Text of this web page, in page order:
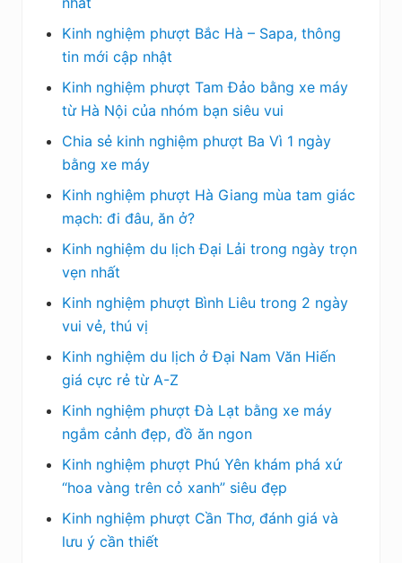
Kinh nghiệm phượt Bắc Hà – Sapa, thông
tin mới cập nhật
Kinh nghiệm phượt Tam Đảo bằng xe máy
từ Hà Nội của nhóm bạn siêu vui
Chia sẻ kinh nghiệm phượt Ba Vì 1 ngày
bằng xe máy
Kinh nghiệm phượt Hà Giang mùa tam giác
mạch: đi đâu, ăn ở?
Kinh nghiệm du lịch Đại Lải trong ngày trọn
vẹn nhất
Kinh nghiệm phượt Bình Liêu trong 2 ngày
vui vẻ, thú vị
Kinh nghiệm du lịch ở Đại Nam Văn Hiến
giá cực rẻ từ A-Z
Kinh nghiệm phượt Đà Lạt bằng xe máy
ngắm cảnh đẹp, đồ ăn ngon
Kinh nghiệm phượt Phú Yên khám phá xứ
“hoa vàng trên cỏ xanh” siêu đẹp
Kinh nghiệm phượt Cần Thơ, đánh giá và
lưu ý cần thiết